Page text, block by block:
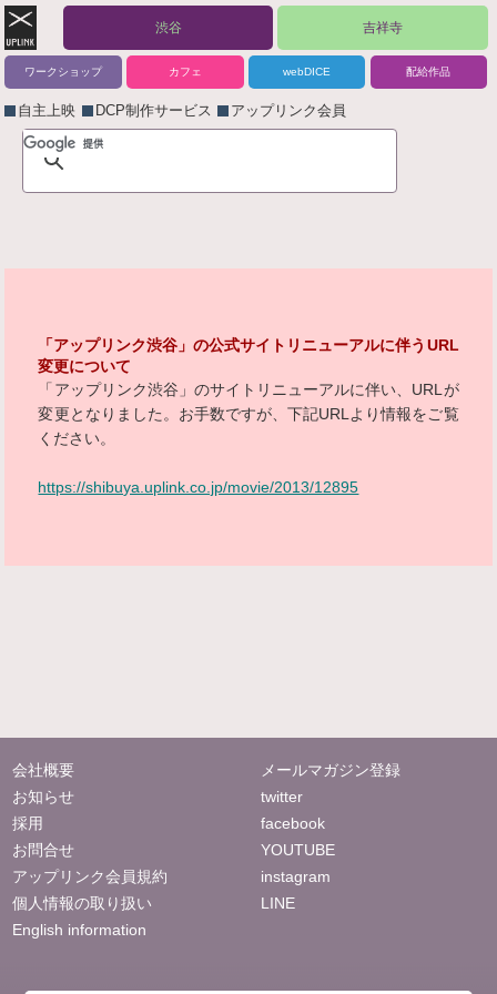
渋谷 吉祥寺
ワークショップ カフェ webDICE 配給作品
自主上映 DCP制作サービス アップリンク会員
「アップリンク渋谷」の公式サイトリニューアルに伴うURL
変更について
「アップリンク渋谷」のサイトリニューアルに伴い、URLが
変更となりました。お手数ですが、下記URLより情報をご覧
ください。
https://shibuya.uplink.co.jp/movie/2013/12895
会社概要
お知らせ
採用
お問合せ
アップリンク会員規約
個人情報の取り扱い
English information
メールマガジン登録
twitter
facebook
YOUTUBE
instagram
LINE